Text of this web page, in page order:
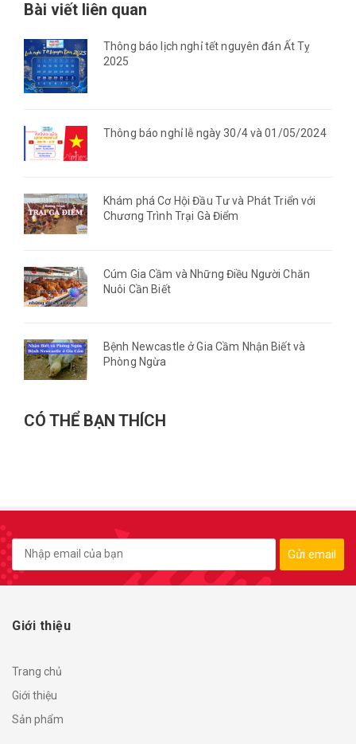
Bài viết liên quan
Thông báo lịch nghỉ tết nguyên đán Ất Tỵ
2025
Thông báo nghỉ lễ ngày 30/4 và 01/05/2024
Khám phá Cơ Hội Đầu Tư và Phát Triển với
Chương Trình Trại Gà Điểm
Cúm Gia Cầm và Những Điều Người Chăn
Nuôi Cần Biết
Bệnh Newcastle ở Gia Cầm Nhận Biết và
Phòng Ngừa
CÓ THỂ BẠN THÍCH
Gửi email
Giới thiệu
Trang chủ
Giới thiệu
Sản phẩm